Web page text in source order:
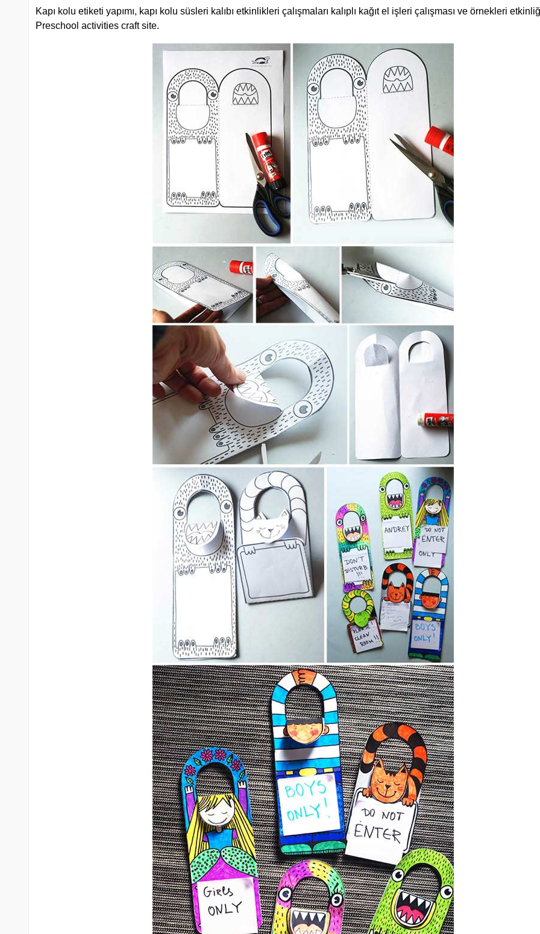
Kapı kolu etiketi yapımı, kapı kolu süsleri kalıbı etkinlikleri çalışmaları kalıplı kağıt el işleri çalışması ve örnekleri
Preschool activities craft site.